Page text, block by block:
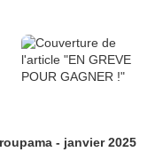
- janvier 2025